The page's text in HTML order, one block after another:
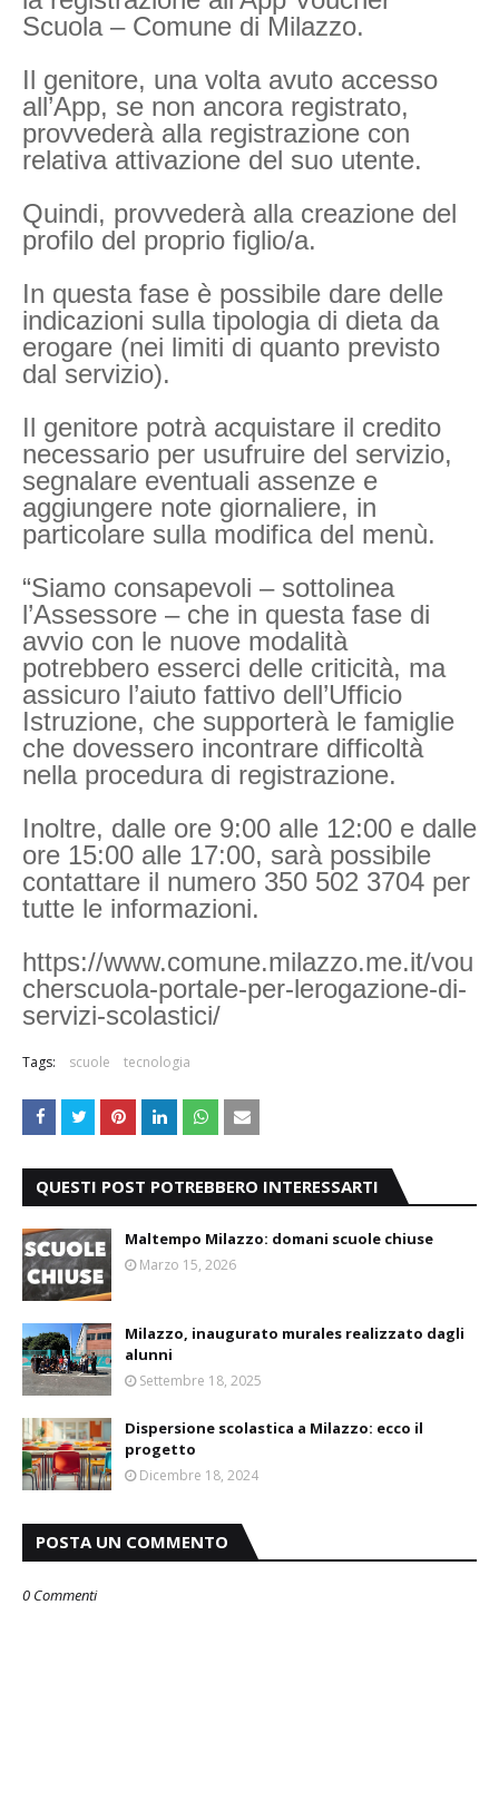
Scuola – Comune di Milazzo.
Il genitore, una volta avuto accesso
all’App, se non ancora registrato,
provvederà alla registrazione con
relativa attivazione del suo utente.
Quindi, provvederà alla creazione del
profilo del proprio figlio/a.
In questa fase è possibile dare delle
indicazioni sulla tipologia di dieta da
erogare (nei limiti di quanto previsto
dal servizio).
Il genitore potrà acquistare il credito
necessario per usufruire del servizio,
segnalare eventuali assenze e
aggiungere note giornaliere, in
particolare sulla modifica del menù.
“Siamo consapevoli – sottolinea
l’Assessore – che in questa fase di
avvio con le nuove modalità
potrebbero esserci delle criticità, ma
assicuro l’aiuto fattivo dell’Ufficio
Istruzione, che supporterà le famiglie
che dovessero incontrare difficoltà
nella procedura di registrazione.
Inoltre, dalle ore 9:00 alle 12:00 e dalle
ore 15:00 alle 17:00, sarà possibile
contattare il numero 350 502 3704 per
tutte le informazioni.
https://www.comune.milazzo.me.it/vou
cherscuola-portale-per-lerogazione-di-
servizi-scolastici/
Tags: scuole tecnologia
QUESTI POST POTREBBERO INTERESSARTI
Maltempo Milazzo: domani scuole chiuse
Marzo 15, 2026
Milazzo, inaugurato murales realizzato dagli
alunni
Settembre 18, 2025
Dispersione scolastica a Milazzo: ecco il
progetto
Dicembre 18, 2024
POSTA UN COMMENTO
0 Commenti